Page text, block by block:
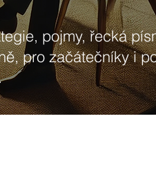
pojmy, řecká
pro začátečníky i